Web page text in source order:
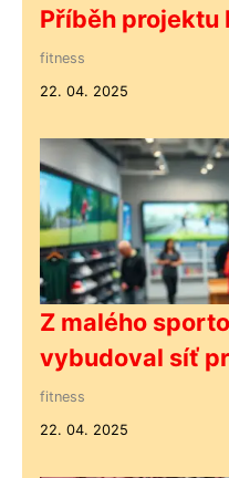
Příběh projektu
fitness
22. 04. 2025
Z malého
vybudoval síť
fitness
22. 04. 2025